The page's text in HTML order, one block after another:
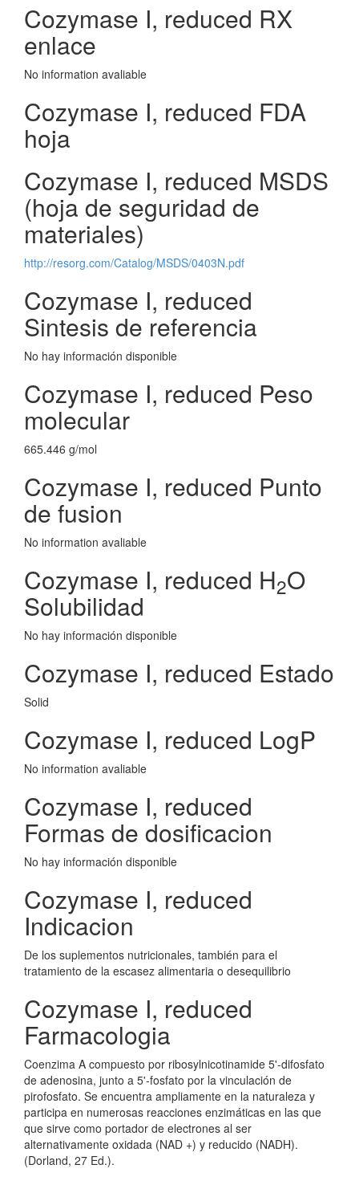
Cozymase I, reduced RX
enlace
No information avaliable
Cozymase I, reduced FDA
hoja
Cozymase I, reduced MSDS
(hoja de seguridad de
materiales)
http://resorg.com/Catalog/MSDS/0403N.pdf
Cozymase I, reduced
Sintesis de referencia
No hay información disponible
Cozymase I, reduced Peso
molecular
665.446 g/mol
Cozymase I, reduced Punto
de fusion
No information avaliable
Cozymase I, reduced H2O
Solubilidad
No hay información disponible
Cozymase I, reduced Estado
Solid
Cozymase I, reduced LogP
No information avaliable
Cozymase I, reduced
Formas de dosificacion
No hay información disponible
Cozymase I, reduced
Indicacion
De los suplementos nutricionales, también para el
tratamiento de la escasez alimentaria o desequilibrio
Cozymase I, reduced
Farmacologia
Coenzima A compuesto por ribosylnicotinamide 5'-difosfato
de adenosina, junto a 5'-fosfato por la vinculación de
pirofosfato. Se encuentra ampliamente en la naturaleza y
participa en numerosas reacciones enzimáticas en las que
que sirve como portador de electrones al ser
alternativamente oxidada (NAD +) y reducido (NADH).
(Dorland, 27 Ed.).